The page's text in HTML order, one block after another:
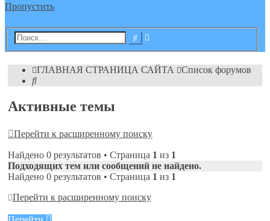
Пропустить
Поиск
ГЛАВНАЯ СТРАНИЦА САЙТА
Список форумов
Поиск
Активные темы
Перейти к расширенному поиску
Найдено 0 результатов • Страница 1 из 1
Подходящих тем или сообщений не найдено.
Найдено 0 результатов • Страница 1 из 1
Перейти к расширенному поиску